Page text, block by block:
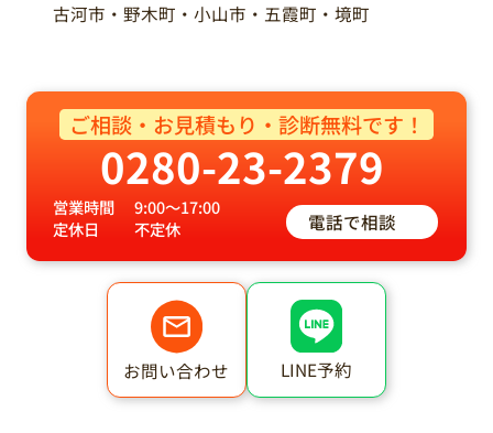
古河市・野木町・小山市・五霞町・境町
ご相談・お見積もり・診断無料です！
0280-23-2379
営業時間
9:00～17:00
定休日
不定休 電話で相談
お問い合わせ LINE予約